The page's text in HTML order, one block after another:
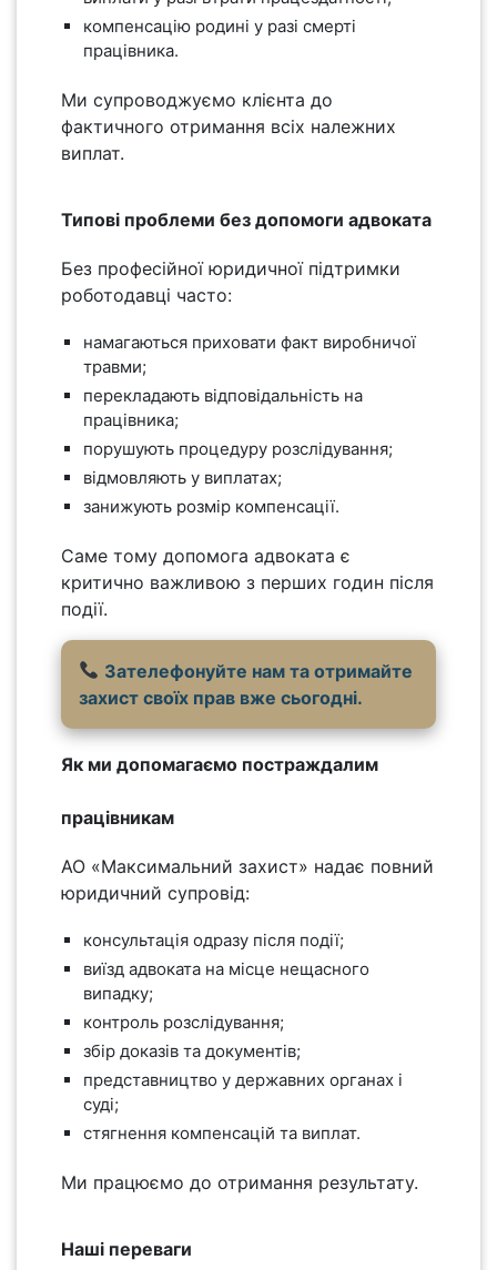
компенсацію родині у разі смерті
працівника.
Ми супроводжуємо клієнта до
фактичного отримання всіх належних
виплат.
Типові проблеми без допомоги адвоката
Без професійної юридичної підтримки
роботодавці часто:
намагаються приховати факт виробничої
травми;
перекладають відповідальність на
працівника;
порушують процедуру розслідування;
відмовляють у виплатах;
занижують розмір компенсації.
Саме тому допомога адвоката є
критично важливою з перших годин після
події.
Зателефонуйте нам та отримайте
захист своїх прав вже сьогодні.
Як ми допомагаємо постраждалим
працівникам
АО «Максимальний захист» надає повний
юридичний супровід:
консультація одразу після події;
виїзд адвоката на місце нещасного
випадку;
контроль розслідування;
збір доказів та документів;
представництво у державних органах і
суді;
стягнення компенсацій та виплат.
Ми працюємо до отримання результату.
Наші переваги